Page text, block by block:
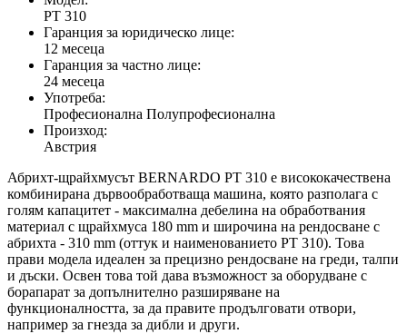
PT 310
Гаранция за юридическо лице:
12 месеца
Гаранция за частно лице:
24 месеца
Употреба:
Професионална Полупрофесионална
Произход:
Австрия
Абрихт-щрайхмусът BERNARDO PT 310 е висококачествена
комбинирана дървообработваща машина, която разполага с
голям капацитет - максимална дебелина на обработвания
материал с щрайхмуса 180 mm и широчина на рендосване с
абрихта - 310 mm (оттук и наименованието PT 310). Това
прави модела идеален за прецизно рендосване на греди, талпи
и дъски. Освен това той дава възможност за оборудване с
борапарат за допълнително разширяване на
функционалността, за да правите продълговати отвори,
например за гнезда за дибли и други.